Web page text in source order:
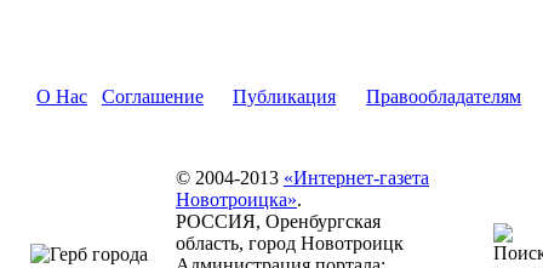
О Нас Соглашение Публикация Правообладателям
© 2004-2013 «Интернет-газета
Новотроицка».
РОССИЯ, Оренбургская
область, город Новотроицк